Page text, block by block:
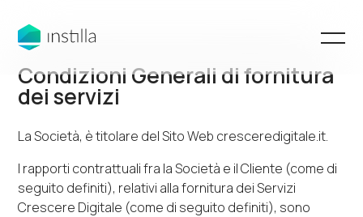
Condizioni Generali di fornitura
dei servizi
La Società, è titolare del Sito Web cresceredigitale.it.
I rapporti contrattuali fra la Società e il Cliente (come di
seguito definiti), relativi alla fornitura dei Servizi
Crescere Digitale (come di seguito definiti), sono